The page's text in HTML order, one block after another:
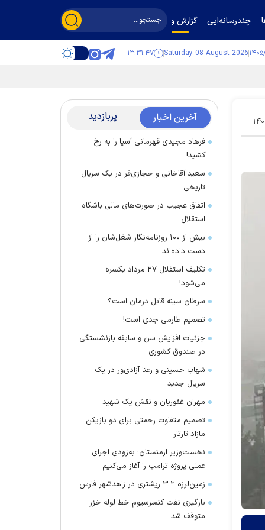
چندرسانه‌ایی گزارش و گفت‌وگو
Saturday 08 August 2026 ۱۳:۳۱:۴۸
۰۲ آخرین اخبار پربازدید
فرهاد مجیدی قهرمانی آسیا را به رخ
کشید!
سعید آقاخانی و حجازی‌فر در یک سریال
تاریخی
اتفاق عجیب در صورت‌های مالی باشگاه
استقلال
بیش از ۱۰۰ روزنامه‌نگار شغل‌شان را از
دست داده‌اند
تکلیف استقلال ۲۷ مرداد یکسره
می‌شود!
سرطان سینه قابل درمان است؟
تصمیم طارمی جدی است!
جزئیات افزایش سن و سابقه بازنشستگی
در صندوق کشوری
شهاب حسینی و رعنا آزادی‌ور در یک
سریال جدید
مهران غفوریان و نقش یک شهید
تصمیم متفاوت رحمتی برای دو بازیکن
مازاد تارتار
نخست‌وزیر ارمنستان: به‌زودی اجرای
عملی پروژه ترامپ را آغاز می‌کنیم
زمین‌لرزه ۳.۲ ریشتری در زاهدشهر فارس
بارگیری نفت کنسرسیوم خط لوله خزر
متوقف شد